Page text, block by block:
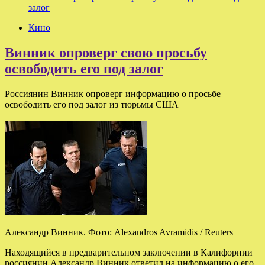
залог
Кино
Винник опроверг свою просьбу
освободить его под залог
Россиянин Винник опроверг информацию о просьбе
освободить его под залог из тюрьмы США
Александр Винник. Фото: Alexandros Avramidis / Reuters
Находящийся в предварительном заключении в Калифорнии
россиянин Александр Винник ответил на информацию о его